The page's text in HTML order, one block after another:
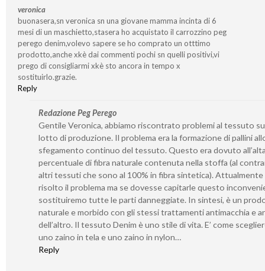
veronica
buonasera,sn veronica sn una giovane mamma incinta di 6
mesi di un maschietto,stasera ho acquistato il carrozzino peg
perego denim,volevo sapere se ho comprato un otttimo
prodotto,anche xkè dai commenti pochi sn quelli positivi,vi
prego di consigliarmi xkè sto ancora in tempo x
sostituirlo.grazie.
Reply
Redazione Peg Perego
Gentile Veronica, abbiamo riscontrato problemi al tessuto
lotto di produzione. Il problema era la formazione di pallini
sfegamento continuo del tessuto. Questo era dovuto
percentuale di fibra naturale contenuta nella stoffa (al
altri tessuti che sono al 100% in fibra sintetica). Attualmente
risolto il problema ma se dovesse capitarle questo
sostituiremo tutte le parti danneggiate. In sintesi, è un
naturale e morbido con gli stessi trattamenti antimacchia e
dell’altro. Il tessuto Denim è uno stile di vita. E’ come
uno zaino in tela e uno zaino in nylon…
Reply